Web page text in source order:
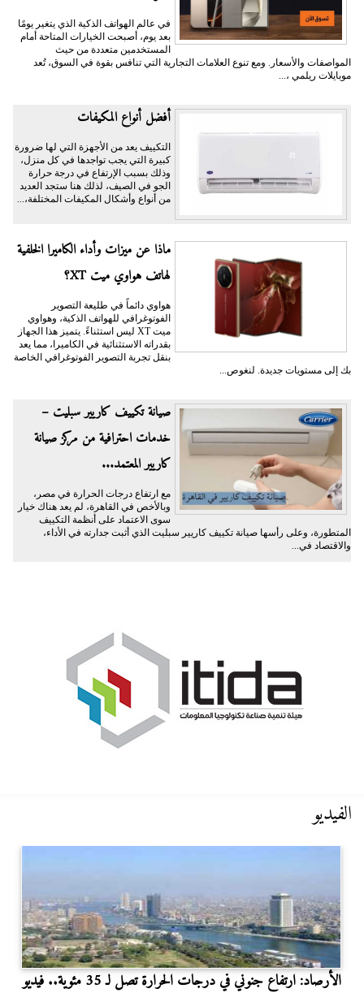
في عالم الهواتف الذكية الذي يتغير يومًا
بعد يوم، أصبحت الخيارات المتاحة أمام
المستخدمين متعددة من حيث
المواصفات والأسعار. ومع تنوع العلامات التجارية التي تنافس بقوة في السوق، تُعد
موبايلات ريلمي ،...
أفضل أنواع المكيفات
التكييف يعد من الأجهزة التي لها ضرورة
كبيرة التي يجب تواجدها في كل منزل،
وذلك بسبب الإرتفاع في درجة حرارة
الجو في الصيف، لذلك هنا ستجد العديد
من أنواع وأشكال المكيفات المختلفة،...
ماذا عن ميزات وأداء الكاميرا الخلفية
لهاتف هواوي ميت XT؟
هواوي دائماً في طليعة التصوير
الفوتوغرافي للهواتف الذكية، وهواوي
ميت XT ليس استثناءً. يتميز هذا الجهاز
بقدراته الاستثنائية في الكاميرا، مما يعد
بنقل تجربة التصوير الفوتوغرافي الخاصة
بك إلى مستويات جديدة. لنغوص...
صيانة تكييف كاريير سبليت –
خدمات احترافية من مركز صيانة
كاريير المعتمد...
مع ارتفاع درجات الحرارة في مصر،
وبالأخص في القاهرة، لم يعد هناك خيار
سوى الاعتماد على أنظمة التكييف
المتطورة، وعلى رأسها صيانة تكييف كاريير سبليت الذي أثبت جدارته في الأداء،
والاقتصاد في...
الفيديو
الأرصاد: ارتفاع جنوني في درجات الحرارة تصل لـ 35 مئوية.. فيديو